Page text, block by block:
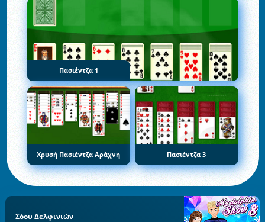
Πασιέντζα 1
Χρυσή Πασιέντζα Αράχνη Πασιέντζα 3
Σόου Δελφινιών